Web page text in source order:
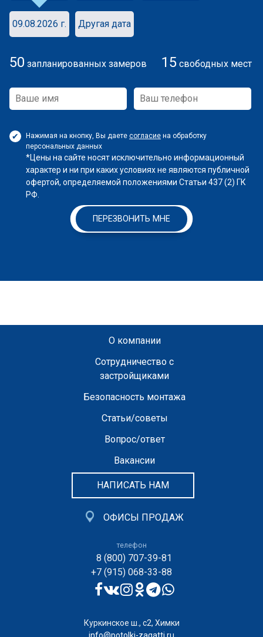
09.08.2026 г. Другая дата
50 запланированных замеров 15 свободных мест
Нажимая на кнопку, Вы даете согласие на обработку
персональных данных
*Цены на сайте носят исключительно информационный
характер и ни при каких условиях не являются публичной
офертой, определяемой положениями Статьи 437 (2) ГК
РФ.
ПЕРЕЗВОНИТЬ МНЕ
О компании
Сотрудничество с
застройщиками
Безопасность монтажа
Статьи/советы
Вопрос/ответ
Вакансии
НАПИСАТЬ НАМ
ОФИСЫ ПРОДАЖ
телефон
8 (800) 707-39-81
+7 (915) 068-33-88
Куркинское ш., с2, Химки